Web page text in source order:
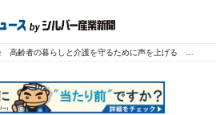
の暮らしと介護を守るために声を上げる ＜介護施設系団体 全国大会のみどころ＞